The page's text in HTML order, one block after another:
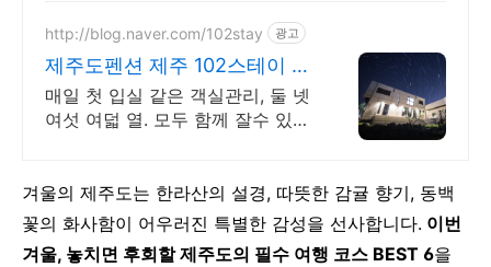
http://blog.naver.com/102stay 광고
제주도펜션 제주 102스테이 중
문단지 먹거리 볼거리 가득
매일 첫 입실 같은 객실관리, 둘 넷
여섯 여덟 열. 모두 함께 잘수 있는
겨울의 제주도는 한라산의 설경, 따뜻한 감귤 향기, 동백
꽃의 화사함이 어우러진 특별한 감성을 선사합니다. 이번
겨울, 놓치면 후회할 제주도의 필수 여행 코스 BEST 6을